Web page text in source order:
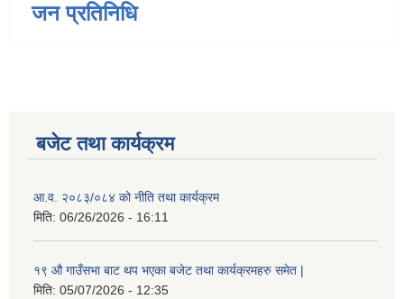
जन प्रतिनिधि
बजेट तथा कार्यक्रम
आ.व. २०८३/०८४ को नीति तथा कार्यक्रम
मिति: 06/26/2026 - 16:11
१९ औ गाउँसभा बाट थप भएका बजेट तथा कार्यक्रमहरु समेत |
मिति: 05/07/2026 - 12:35